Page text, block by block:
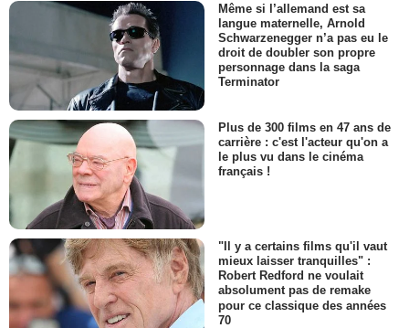
Même si l’allemand est sa
langue maternelle, Arnold
Schwarzenegger n’a pas eu le
droit de doubler son propre
personnage dans la saga
Terminator
Plus de 300 films en 47 ans de
carrière : c'est l'acteur qu'on a
le plus vu dans le cinéma
français !
"Il y a certains films qu'il vaut
mieux laisser tranquilles" :
Robert Redford ne voulait
absolument pas de remake
pour ce classique des années
70